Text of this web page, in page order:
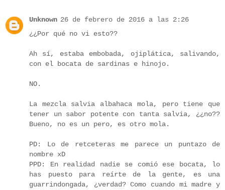
Unknown 26 de febrero de 2016 a las 2:26
¿¿Por qué no vi esto??
Ah sí, estaba embobada, ojiplática, salivando,
con el bocata de sardinas e hinojo.
NO.
La mezcla salvia albahaca mola, pero tiene que
tener un sabor potente con tanta salvia, ¿¿no??
Bueno, no es un pero, es otro mola.
PD: Lo de retceteras me parece un puntazo de
nombre xD
PPD: En realidad nadie se comió ese bocata, lo
has puesto para reírte de la gente, es una
guarrindongada, ¿verdad? Como cuando mi madre y